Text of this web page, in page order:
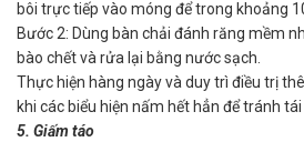
bôi trực tiếp vào móng để trong khoảng
Bước 2: Dùng bàn chải đánh răng mềm
bào chết và rửa lại bằng nước sạch.
Thực hiện hàng ngày và duy trì điều trị
khi các biểu hiện nấm hết hẳn để tránh tái
5. Giấm táo